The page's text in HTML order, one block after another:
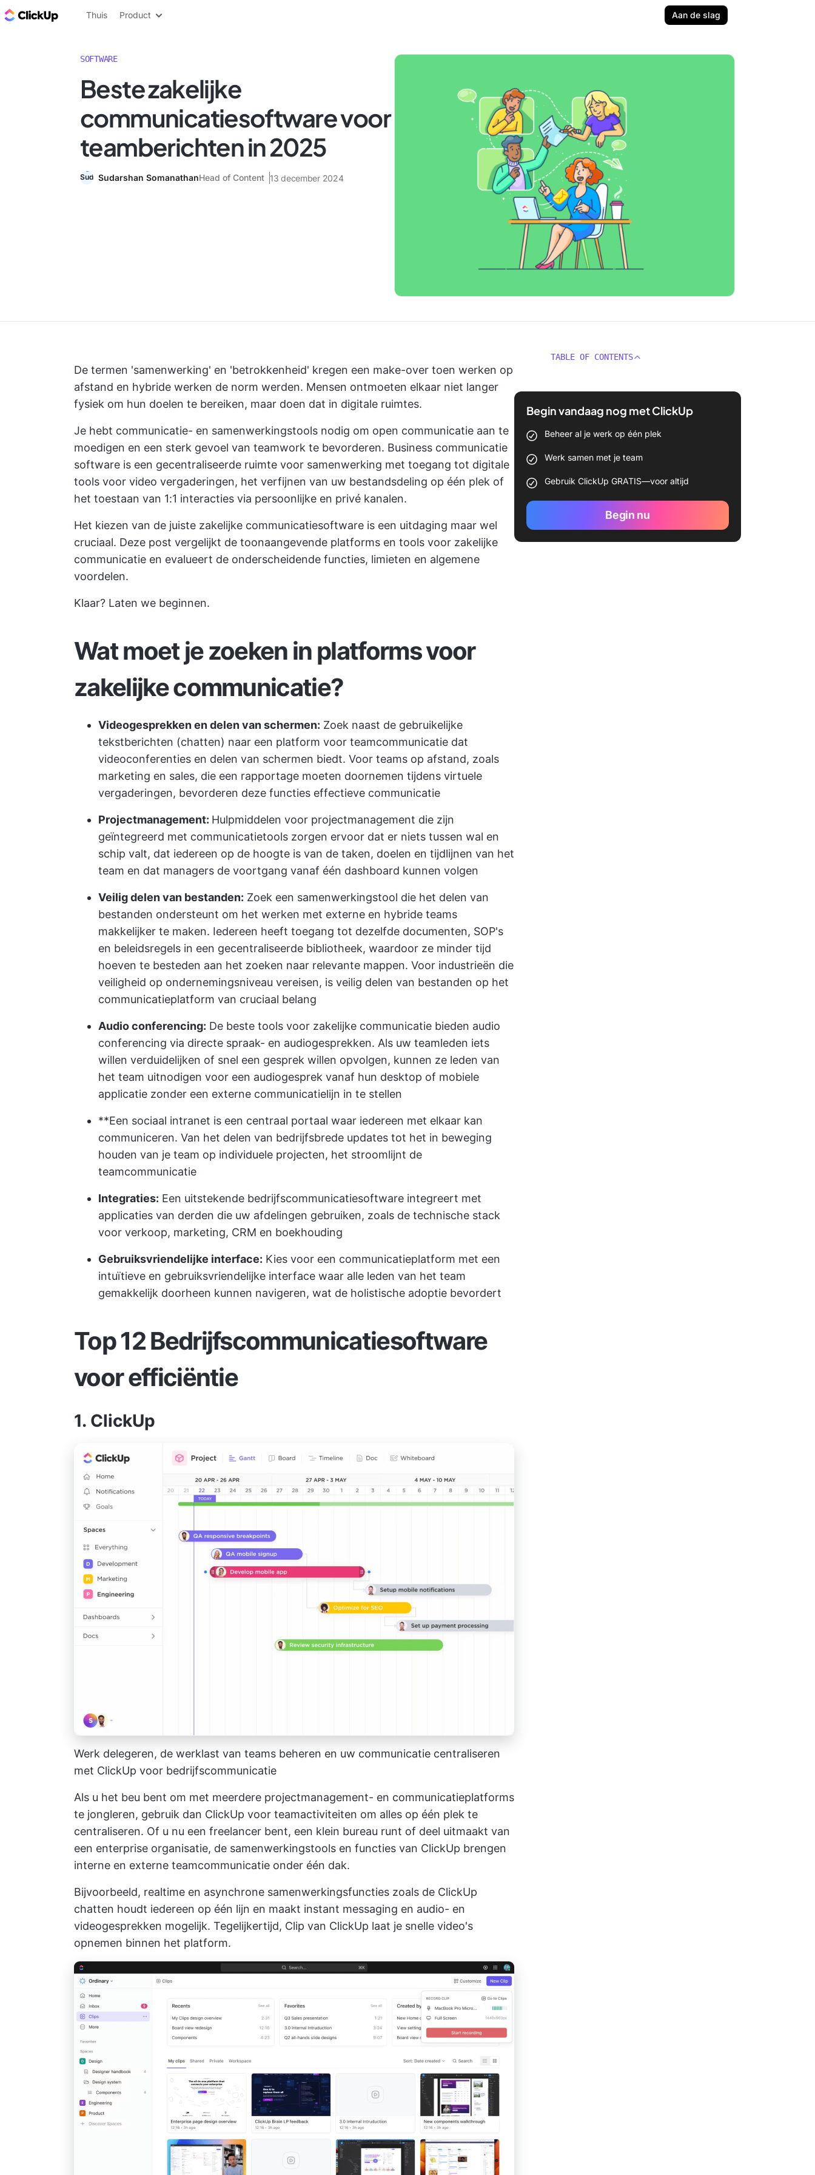
ClickUp Blog
Thuis Product Aan de slag
SOFTWARE
Beste zakelijke
communicatiesoftware voor
teamberichten in 2025
Sudarshan SomanathanHead of Content 13 december 2024
De termen 'samenwerking' en 'betrokkenheid' kregen een make-over toen werken op
afstand en hybride werken de norm werden. Mensen ontmoeten elkaar niet langer
fysiek om hun doelen te bereiken, maar doen dat in digitale ruimtes.
Je hebt communicatie- en samenwerkingstools nodig om open communicatie aan te
moedigen en een sterk gevoel van teamwork te bevorderen. Business communicatie
software is een gecentraliseerde ruimte voor samenwerking met toegang tot digitale
tools voor video vergaderingen, het verfijnen van uw bestandsdeling op één plek of
het toestaan van 1:1 interacties via persoonlijke en privé kanalen.
Het kiezen van de juiste zakelijke communicatiesoftware is een uitdaging maar wel
cruciaal. Deze post vergelijkt de toonaangevende platforms en tools voor zakelijke
communicatie en evalueert de onderscheidende functies, limieten en algemene
voordelen.
Klaar? Laten we beginnen.
Wat moet je zoeken in platforms voor
zakelijke communicatie?
Videogesprekken en delen van schermen: Zoek naast de gebruikelijke
tekstberichten (chatten) naar een platform voor teamcommunicatie dat
videoconferenties en delen van schermen biedt. Voor teams op afstand, zoals
marketing en sales, die een rapportage moeten doornemen tijdens virtuele
vergaderingen, bevorderen deze functies effectieve communicatie
Projectmanagement: Hulpmiddelen voor projectmanagement die zijn
geïntegreerd met communicatietools zorgen ervoor dat er niets tussen wal en
schip valt, dat iedereen op de hoogte is van de taken, doelen en tijdlijnen van het
team en dat managers de voortgang vanaf één dashboard kunnen volgen
Veilig delen van bestanden: Zoek een samenwerkingstool die het delen van
bestanden ondersteunt om het werken met externe en hybride teams
makkelijker te maken. Iedereen heeft toegang tot dezelfde documenten, SOP's
en beleidsregels in een gecentraliseerde bibliotheek, waardoor ze minder tijd
hoeven te besteden aan het zoeken naar relevante mappen. Voor industrieën die
veiligheid op ondernemingsniveau vereisen, is veilig delen van bestanden op het
communicatieplatform van cruciaal belang
Audio conferencing: De beste tools voor zakelijke communicatie bieden audio
conferencing via directe spraak- en audiogesprekken. Als uw teamleden iets
willen verduidelijken of snel een gesprek willen opvolgen, kunnen ze leden van
het team uitnodigen voor een audiogesprek vanaf hun desktop of mobiele
applicatie zonder een externe communicatielijn in te stellen
**Een sociaal intranet is een centraal portaal waar iedereen met elkaar kan
communiceren. Van het delen van bedrijfsbrede updates tot het in beweging
houden van je team op individuele projecten, het stroomlijnt de
teamcommunicatie
Integraties: Een uitstekende bedrijfscommunicatiesoftware integreert met
applicaties van derden die uw afdelingen gebruiken, zoals de technische stack
voor verkoop, marketing, CRM en boekhouding
Gebruiksvriendelijke interface: Kies voor een communicatieplatform met een
intuïtieve en gebruiksvriendelijke interface waar alle leden van het team
gemakkelijk doorheen kunnen navigeren, wat de holistische adoptie bevordert
Top 12 Bedrijfscommunicatiesoftware
voor efficiëntie
1. ClickUp
Werk delegeren, de werklast van teams beheren en uw communicatie centraliseren
met ClickUp voor bedrijfscommunicatie
Als u het beu bent om met meerdere projectmanagement- en communicatieplatforms
te jongleren, gebruik dan ClickUp voor teamactiviteiten om alles op één plek te
centraliseren. Of u nu een freelancer bent, een klein bureau runt of deel uitmaakt van
een enterprise organisatie, de samenwerkingstools en functies van ClickUp brengen
interne en externe teamcommunicatie onder één dak.
Bijvoorbeeld, realtime en asynchrone samenwerkingsfuncties zoals de ClickUp
chatten houdt iedereen op één lijn en maakt instant messaging en audio- en
videogesprekken mogelijk. Tegelijkertijd, Clip van ClickUp laat je snelle video's
opnemen binnen het platform.
TABLE OF CONTENTS
Begin vandaag nog met ClickUp
Beheer al je werk op één plek
Werk samen met je team
Gebruik ClickUp GRATIS—voor altijd
Begin nu